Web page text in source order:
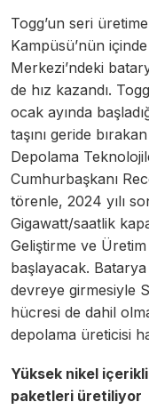
Togg’un seri
Kampüsü’nün
Merkezi’ndeki
de hız kazandı.
ocak ayında
taşını geride
Depolama
Cumhurbaşkanı
törenle, 2024 yılı
Gigawatt/saatlik
Geliştirme ve Üretim
başlayacak.
devreye girmesiyle
hücresi de dahil
depolama üreticisi
Yüksek nikel
paketleri üretiliyor